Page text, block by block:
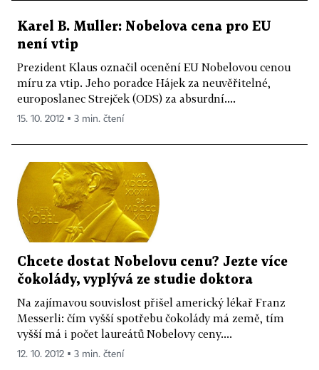
Karel B. Muller: Nobelova cena pro EU
není vtip
Prezident Klaus označil ocenění EU Nobelovou cenou
míru za vtip. Jeho poradce Hájek za neuvěřitelné,
europoslanec Strejček (ODS) za absurdní....
15. 10. 2012 ▪ 3 min. čtení
Chcete dostat Nobelovu cenu? Jezte více
čokolády, vyplývá ze studie doktora
Na zajímavou souvislost přišel americký lékař Franz
Messerli: čím vyšší spotřebu čokolády má země, tím
vyšší má i počet laureátů Nobelovy ceny....
12. 10. 2012 ▪ 3 min. čtení